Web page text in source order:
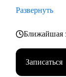
• Project/
Развернуть
Ближайшая
Записаться